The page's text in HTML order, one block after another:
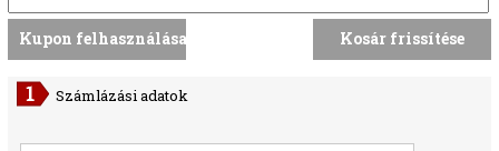
Számlázási adatok